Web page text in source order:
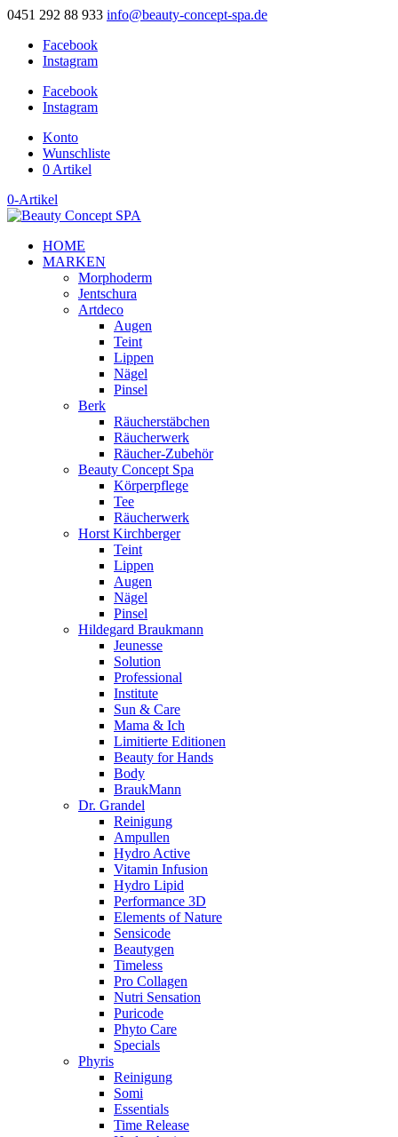
0451 292 88 933 info@beauty-concept-spa.de
Facebook
Instagram
Facebook
Instagram
Konto
Wunschliste
0 Artikel
0-Artikel
HOME
MARKEN
Morphoderm
Jentschura
Artdeco
Augen
Teint
Lippen
Nägel
Pinsel
Berk
Räucherstäbchen
Räucherwerk
Räucher-Zubehör
Beauty Concept Spa
Körperpflege
Tee
Räucherwerk
Horst Kirchberger
Teint
Lippen
Augen
Nägel
Pinsel
Hildegard Braukmann
Jeunesse
Solution
Professional
Institute
Sun & Care
Mama & Ich
Limitierte Editionen
Beauty for Hands
Body
BraukMann
Dr. Grandel
Reinigung
Ampullen
Hydro Active
Vitamin Infusion
Hydro Lipid
Performance 3D
Elements of Nature
Sensicode
Beautygen
Timeless
Pro Collagen
Nutri Sensation
Puricode
Phyto Care
Specials
Phyris
Reinigung
Somi
Essentials
Time Release